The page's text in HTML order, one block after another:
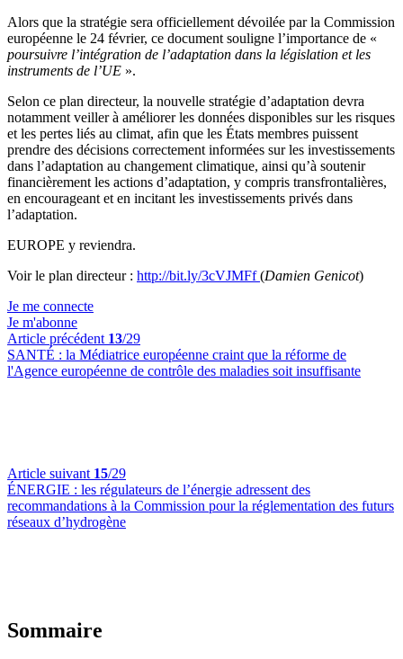
Alors que la stratégie sera officiellement dévoilée par la Commission
européenne le 24 février, ce document souligne l’importance de «
poursuivre l’intégration de l’adaptation dans la législation et les
instruments de l’UE ».
Selon ce plan directeur, la nouvelle stratégie d’adaptation devra
notamment veiller à améliorer les données disponibles sur les risques
et les pertes liés au climat, afin que les États membres puissent
prendre des décisions correctement informées sur les investissements
dans l’adaptation au changement climatique, ainsi qu’à soutenir
financièrement les actions d’adaptation, y compris transfrontalières,
en encourageant et en incitant les investissements privés dans
l’adaptation.
EUROPE y reviendra.
Voir le plan directeur : http://bit.ly/3cVJMFf(Damien Genicot)
Je me connecte
Je m'abonne
Article précédent 13/29
SANTÉ : la Médiatrice européenne craint que la réforme de
l'Agence européenne de contrôle des maladies soit insuffisante
Article suivant 15/29
ÉNERGIE : les régulateurs de l’énergie adressent des
recommandations à la Commission pour la réglementation des futurs
réseaux d’hydrogène
Sommaire